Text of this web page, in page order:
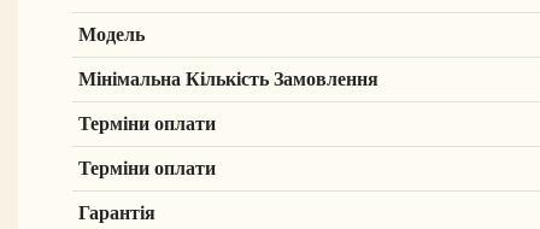
Модель
Мінімальна Кількість Замовлення
Терміни оплати
Терміни оплати
Гарантія